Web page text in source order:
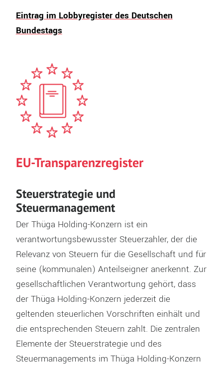
Eintrag im Lobbyregister des Deutschen
Bundestags
EU-Transparenzregister
Steuerstrategie und
Steuermanagement
Der Thüga Holding-Konzern ist ein
verantwortungsbewusster Steuerzahler, der die
Relevanz von Steuern für die Gesellschaft und für
seine (kommunalen) Anteilseigner anerkennt. Zur
gesellschaftlichen Verantwortung gehört, dass
der Thüga Holding-Konzern jederzeit die
geltenden steuerlichen Vorschriften einhält und
die entsprechenden Steuern zahlt. Die zentralen
Elemente der Steuerstrategie und des
Steuermanagements im Thüga Holding-Konzern